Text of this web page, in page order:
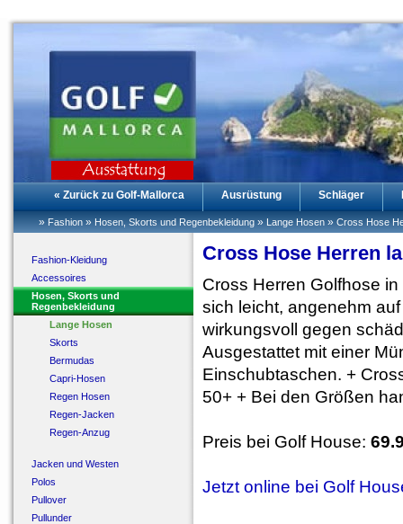
« Zurück zu Golf-Mallorca Ausrüstung Schläger
» Fashion » Hosen, Skorts und Regenbekleidung » Lange Hosen » Cross Hose
Fashion-Kleidung
Accessoires
Hosen, Skorts und
Regenbekleidung
Lange Hosen
Skorts
Bermudas
Capri-Hosen
Regen Hosen
Regen-Jacken
Regen-Anzug
Jacken und Westen
Polos
Pullover
Pullunder
Cross Hose Herren
Cross Herren Golfhose
sich leicht, angenehm
wirkungsvoll gegen
Ausgestattet mit einer
Einschubtaschen. +
50+ + Bei den Größen
Preis bei Golf House:
Jetzt online bei Golf